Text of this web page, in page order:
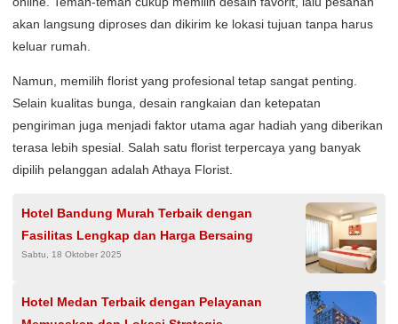
akan langsung diproses dan dikirim ke lokasi tujuan tanpa harus
keluar rumah.
Namun, memilih florist yang profesional tetap sangat penting.
Selain kualitas bunga, desain rangkaian dan ketepatan
pengiriman juga menjadi faktor utama agar hadiah yang diberikan
terasa lebih spesial. Salah satu florist terpercaya yang banyak
dipilih pelanggan adalah Athaya Florist.
Hotel Bandung Murah Terbaik dengan
Fasilitas Lengkap dan Harga Bersaing
Sabtu, 18 Oktober 2025
Hotel Medan Terbaik dengan Pelayanan